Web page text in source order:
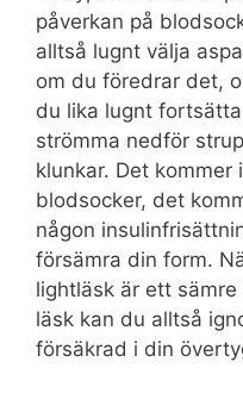
påverkan på
alltså lugnt välja
om du föredrar det,
du lika lugnt
strömma nedför
klunkar. Det
blodsocker, det
någon
försämra din form.
lightläsk är ett
läsk kan du alltså
försäkrad i din